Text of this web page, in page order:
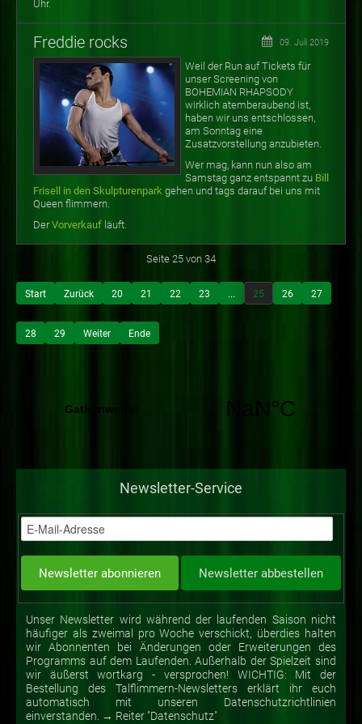
Uhr.
Freddie rocks 09. Juli 2019
Weil der Run auf Tickets für
unser Screening von
BOHEMIAN RHAPSODY
wirklich atemberaubend ist,
haben wir uns entschlossen,
am Sonntag eine
Zusatzvorstellung anzubieten.
Wer mag, kann nun also am
Samstag ganz entspannt zu Bill
Frisell in den Skulpturenpark gehen und tags darauf bei uns mit
Queen flimmern.
DerVorverkauf läuft.
Seite 25 von 34
Start Zurück 20 21 22 23 ... 25 26 27
28 29 Weiter Ende
Newsletter-Service
Unser Newsletter wird während der laufenden Saison nicht
häufiger als zweimal pro Woche verschickt, überdies halten
wir Abonnenten bei Änderungen oder Erweiterungen des
Programms auf dem Laufenden. Außerhalb der Spielzeit sind
wir äußerst wortkarg - versprochen! WICHTIG: Mit der
Bestellung des Talflimmern-Newsletters erklärt ihr euch
automatisch mit unseren Datenschutzrichtlinien
einverstanden. → Reiter "Datenschutz"